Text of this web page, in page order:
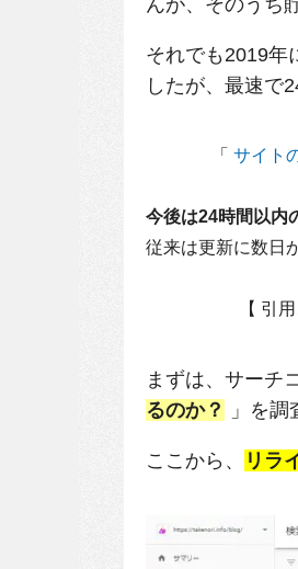
んが、そのうち
それでも2019年
したが、最速で
「 サイト
今後は24時間以内
従来は更新に数日
【 引
まずは、サーチ
るのか？
」を調
ここから、 リラ